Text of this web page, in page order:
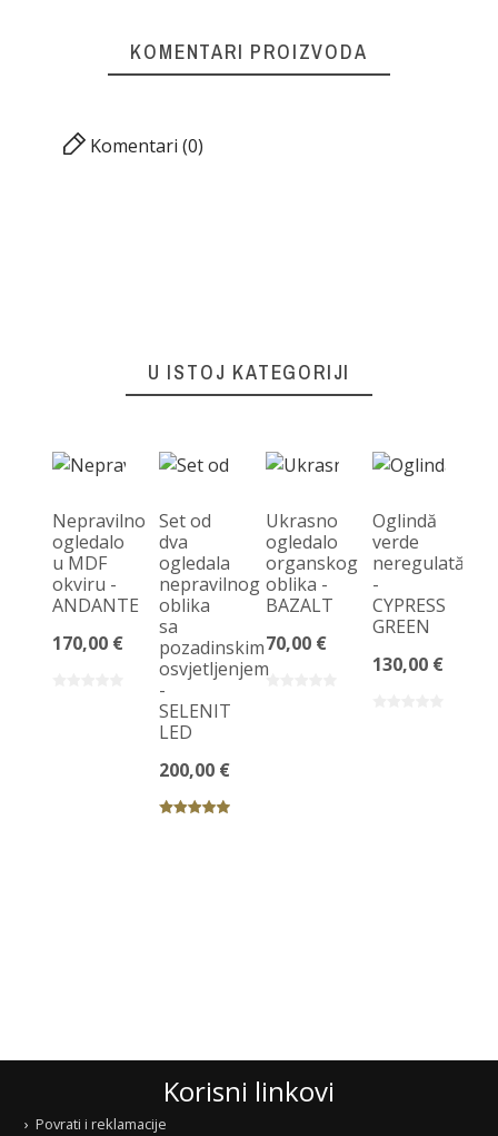
KOMENTARI PROIZVODA
Komentari (0)
U ISTOJ KATEGORIJI
Nepravilno
ogledalo
u MDF
okviru -
ANDANTE
170,00 €
Set od
dva
ogledala
nepravilnog
oblika
sa
pozadinskim
osvjetljenjem
-
SELENIT
LED
200,00 €
Ukrasno
ogledalo
organskog
oblika -
BAZALT
70,00 €
Oglindă
verde
neregulată
-
CYPRESS
GREEN
130,00 €
Korisni linkovi
Povrati i reklamacije